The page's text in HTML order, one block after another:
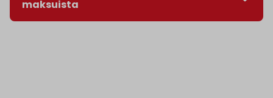
maksuista